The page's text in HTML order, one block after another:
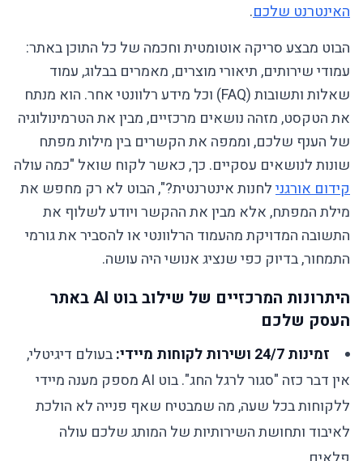
האינטרנט שלכם.
הבוט מבצע סריקה אוטומטית וחכמה של כל התוכן באתר:
עמודי שירותים, תיאורי מוצרים, מאמרים בבלוג, עמוד
שאלות ותשובות (FAQ) וכל מידע רלוונטי אחר. הוא מנתח
את הטקסט, מזהה נושאים מרכזיים, מבין את הטרמינולוגיה
של הענף שלכם, וממפה את הקשרים בין מילות מפתח
שונות לנושאים עסקיים. כך, כאשר לקוח שואל "כמה עולה
קידום אורגנילחנות אינטרנטית?", הבוט לא רק מחפש את
מילת המפתח, אלא מבין את ההקשר ויודע לשלוף את
התשובה המדויקת מהעמוד הרלוונטי או להסביר את גורמי
התמחור, בדיוק כפי שנציג אנושי היה עושה.
היתרונות המרכזיים של שילוב בוט AI באתר
העסק שלכם
זמינות 24/7 ושירות לקוחות מיידי:
בעולם דיגיטלי,
אין דבר כזה "סגור לרגל החג". בוט AI מספק מענה מיידי
ללקוחות בכל שעה, מה שמבטיח שאף פנייה לא הולכת
לאיבוד ותחושת השירותיות של המותג שלכם עולה